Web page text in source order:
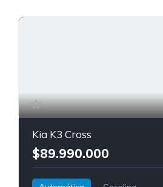
Kia K3 Cross
$89.990.000